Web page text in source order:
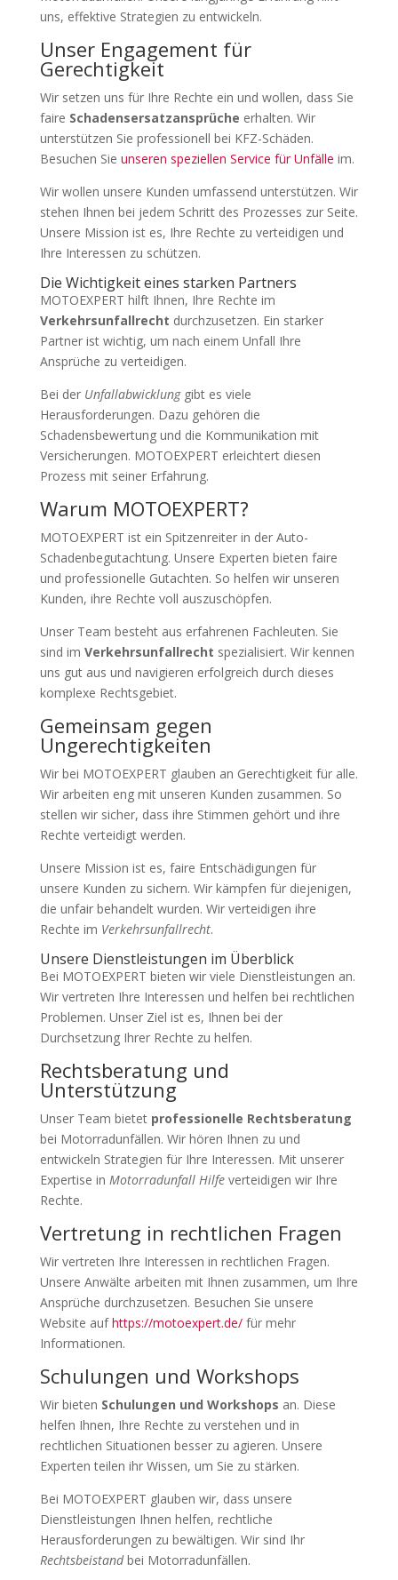
uns, effektive Strategien zu entwickeln.
Unser Engagement für
Gerechtigkeit
Wir setzen uns für Ihre Rechte ein und wollen, dass Sie
faire Schadensersatzansprüche erhalten. Wir
unterstützen Sie professionell bei KFZ-Schäden.
Besuchen Sie unseren speziellen Service für Unfälle im.
Wir wollen unsere Kunden umfassend unterstützen. Wir
stehen Ihnen bei jedem Schritt des Prozesses zur Seite.
Unsere Mission ist es, Ihre Rechte zu verteidigen und
Ihre Interessen zu schützen.
Die Wichtigkeit eines starken Partners
MOTOEXPERT hilft Ihnen, Ihre Rechte im
Verkehrsunfallrecht durchzusetzen. Ein starker
Partner ist wichtig, um nach einem Unfall Ihre
Ansprüche zu verteidigen.
Bei der Unfallabwicklunggibt es viele
Herausforderungen. Dazu gehören die
Schadensbewertung und die Kommunikation mit
Versicherungen. MOTOEXPERT erleichtert diesen
Prozess mit seiner Erfahrung.
Warum MOTOEXPERT?
MOTOEXPERT ist ein Spitzenreiter in der Auto-
Schadenbegutachtung. Unsere Experten bieten faire
und professionelle Gutachten. So helfen wir unseren
Kunden, ihre Rechte voll auszuschöpfen.
Unser Team besteht aus erfahrenen Fachleuten. Sie
sind im Verkehrsunfallrecht spezialisiert. Wir kennen
uns gut aus und navigieren erfolgreich durch dieses
komplexe Rechtsgebiet.
Gemeinsam gegen
Ungerechtigkeiten
Wir bei MOTOEXPERT glauben an Gerechtigkeit für alle.
Wir arbeiten eng mit unseren Kunden zusammen. So
stellen wir sicher, dass ihre Stimmen gehört und ihre
Rechte verteidigt werden.
Unsere Mission ist es, faire Entschädigungen für
unsere Kunden zu sichern. Wir kämpfen für diejenigen,
die unfair behandelt wurden. Wir verteidigen ihre
Rechte im Verkehrsunfallrecht.
Unsere Dienstleistungen im Überblick
Bei MOTOEXPERT bieten wir viele Dienstleistungen an.
Wir vertreten Ihre Interessen und helfen bei rechtlichen
Problemen. Unser Ziel ist es, Ihnen bei der
Durchsetzung Ihrer Rechte zu helfen.
Rechtsberatung und
Unterstützung
Unser Team bietet professionelle Rechtsberatung
bei Motorradunfällen. Wir hören Ihnen zu und
entwickeln Strategien für Ihre Interessen. Mit unserer
Expertise in Motorradunfall Hilfeverteidigen wir Ihre
Rechte.
Vertretung in rechtlichen Fragen
Wir vertreten Ihre Interessen in rechtlichen Fragen.
Unsere Anwälte arbeiten mit Ihnen zusammen, um Ihre
Ansprüche durchzusetzen. Besuchen Sie unsere
Website aufhttps://motoexpert.de/für mehr
Informationen.
Schulungen und Workshops
Wir bieten Schulungen und Workshops an. Diese
helfen Ihnen, Ihre Rechte zu verstehen und in
rechtlichen Situationen besser zu agieren. Unsere
Experten teilen ihr Wissen, um Sie zu stärken.
Bei MOTOEXPERT glauben wir, dass unsere
Dienstleistungen Ihnen helfen, rechtliche
Herausforderungen zu bewältigen. Wir sind Ihr
Rechtsbeistandbei Motorradunfällen.